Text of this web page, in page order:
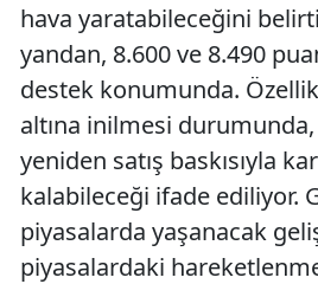
hava yaratabileceğini
yandan, 8.600 ve 8.490
destek konumunda.
altına inilmesi durumunda,
yeniden satış baskısıyla
kalabileceği ifade ediliyor.
piyasalarda yaşanacak
piyasalardaki